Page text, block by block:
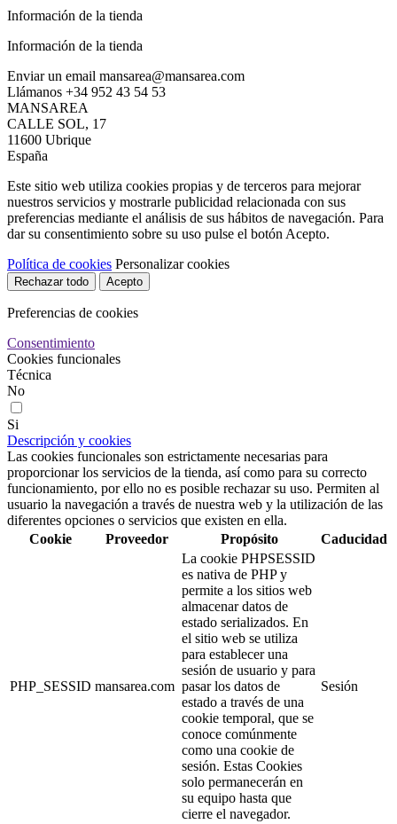
Información de la tienda
Información de la tienda
Enviar un email mansarea@mansarea.com
Llámanos +34 952 43 54 53
MANSAREA
CALLE SOL, 17
11600 Ubrique
España
Este sitio web utiliza cookies propias y de terceros para mejorar
nuestros servicios y mostrarle publicidad relacionada con sus
preferencias mediante el análisis de sus hábitos de navegación. Para
dar su consentimiento sobre su uso pulse el botón Acepto.
Política de cookies Personalizar cookies
Rechazar todo Acepto
Preferencias de cookies
Consentimiento
Cookies funcionales
Técnica
No
Si
Descripción y cookies
Las cookies funcionales son estrictamente necesarias para
proporcionar los servicios de la tienda, así como para su correcto
funcionamiento, por ello no es posible rechazar su uso. Permiten al
usuario la navegación a través de nuestra web y la utilización de las
diferentes opciones o servicios que existen en ella.
Cookie
Proveedor Propósito Caducidad
PHP_SESSID mansarea.com
La cookie PHPSESSID
es nativa de PHP y
permite a los sitios web
almacenar datos de
estado serializados. En
el sitio web se utiliza
para establecer una
sesión de usuario y para
pasar los datos de
estado a través de una
cookie temporal, que se
conoce comúnmente
como una cookie de
sesión. Estas Cookies
solo permanecerán en
su equipo hasta que
cierre el navegador.
Sesión